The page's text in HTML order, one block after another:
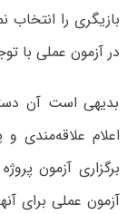
بازیگری را
در آزمون عملی با
بدیهی است آن
اعلام علاقه‌مندی
برگزاری آزمون